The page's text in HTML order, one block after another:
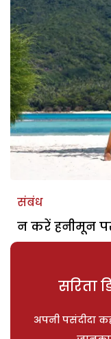
संबंध
न करें हनीमून
सरिता
अपनी पसंदीदा